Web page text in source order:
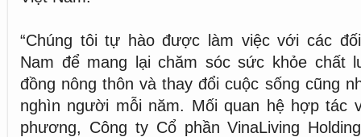
“Chúng tôi tự hào được làm việc với các
Nam để mang lại chăm sóc sức khỏe chất
đồng nông thôn và thay đổi cuộc sống cũng
nghìn người mỗi năm. Mối quan hệ hợp tác
phương, Công ty Cổ phần VinaLiving